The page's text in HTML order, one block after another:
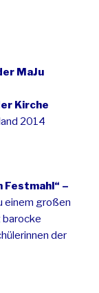
MaJu
Kirche
2014
Festmahl“ –
einem großen
barocke
der